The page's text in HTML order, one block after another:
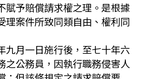
賦予賠償請求權之理。是根據
理案件所致同類自由、權利同
九月一日施行後，至七十年六
之公務員，因執行職務侵害人